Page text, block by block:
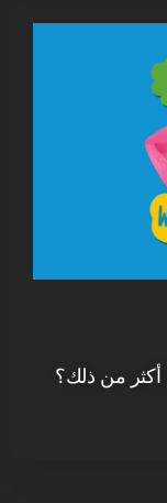
من ذلك؟